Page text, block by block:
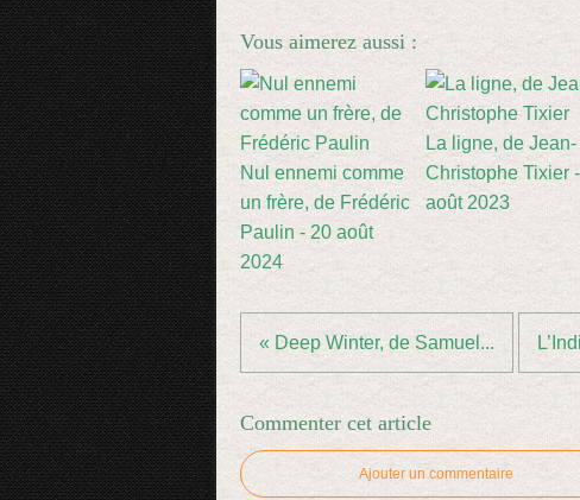
Vous aimerez aussi :
Nul ennemi comme
un frère, de Frédéric
Paulin - 20 août
2024
La ligne, de Jean-
Christophe Tixier
août 2023
« Deep Winter, de Samuel...
Commenter cet article
Ajouter un commentaire